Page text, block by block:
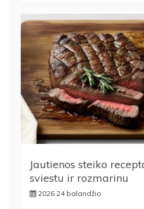
Jautienos steiko
sviestu ir rozmarinu
2026 24 balandžio